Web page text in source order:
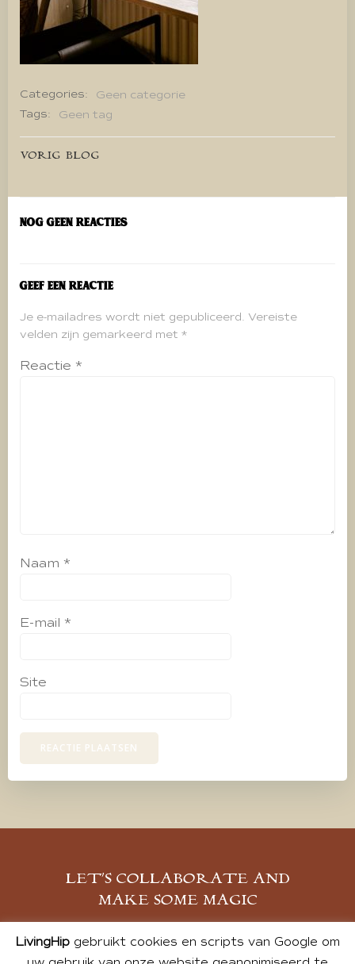
Categories:
Geen categorie
Tags:
Geen tag
Bericht
navigatie
VORIG BLOG
Nog geen reacties
Geef een reactie
Je e-mailadres wordt niet gepubliceerd. Vereiste
velden zijn gemarkeerd met *
Reactie *
Naam *
E-mail *
Site
LET’S COLLABORATE AND
MAKE SOME MAGIC
MELD JE AAN
LivingHipgebruikt cookies en scripts van Google om